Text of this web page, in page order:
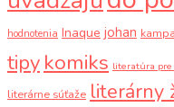
hodnotenia Inaque johan
tipy komiks literatúra pre
literárne súťaže literárny